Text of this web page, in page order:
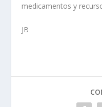
medicamentos y
JB